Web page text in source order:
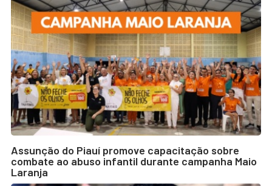
Assunção do Piauí promove capacitação sobre
combate ao abuso infantil durante campanha Maio
Laranja